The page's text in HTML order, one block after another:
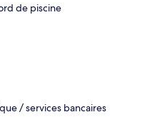
de piscine
/ services bancaires